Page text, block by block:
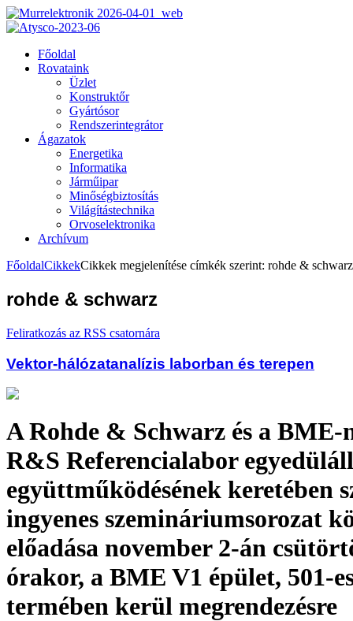
Főoldal
Rovataink
Üzlet
Konstruktőr
Gyártósor
Rendszerintegrátor
Ágazatok
Energetika
Informatika
Járműipar
Minőségbiztosítás
Világítástechnika
Orvoselektronika
Archívum
FőoldalCikkekCikkek megjelenítése címkék szerint: rohde & schwarz
rohde & schwarz
Feliratkozás az RSS csatornára
Vektor-hálózatanalízis laborban és terepen
A Rohde & Schwarz és a BME-
R&S Referencialabor
együttműködésének keretében
ingyenes szemináriumsorozat
előadása november 2-án
órakor, a BME V1 épület, 501-
termében kerül megrendezésre